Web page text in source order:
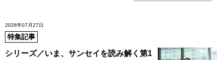
2026年07月27日
特集記事
シリーズ／いま、サンセイを読み解く第1